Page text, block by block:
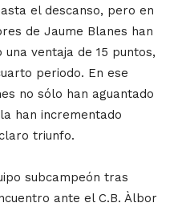
el descanso, pero en
de Jaume Blanes han
ventaja de 15 puntos,
periodo. En ese
no sólo han aguantado
han incrementado
triunfo.
subcampeón tras
ante el C.B. Àlbor